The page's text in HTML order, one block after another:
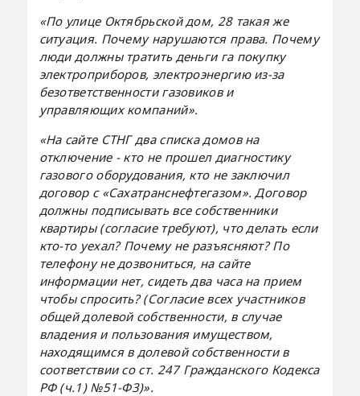
«По улице Октябрьской дом, 28 такая же
ситуация. Почему нарушаются права. Почему
люди должны тратить деньги га покупку
электроприборов, электроэнергию из-за
безответственности газовиков и
управляющих компаний».
«На сайте СТНГ два списка домов на
отключение - кто не прошел диагностику
газового оборудования, кто не заключил
договор с «Сахатранснефтегазом». Договор
должны подписывать все собственники
квартиры (согласие требуют), что делать если
кто-то уехал? Почему не разъясняют? По
телефону не дозвониться, на сайте
информации нет, сидеть два часа на прием
чтобы спросить? (Согласие всех участников
общей долевой собственности, в случае
владения и пользования имуществом,
находящимся в долевой собственности в
соответствии со ст. 247 Гражданского Кодекса
РФ (ч.1) №51-Ф3)».